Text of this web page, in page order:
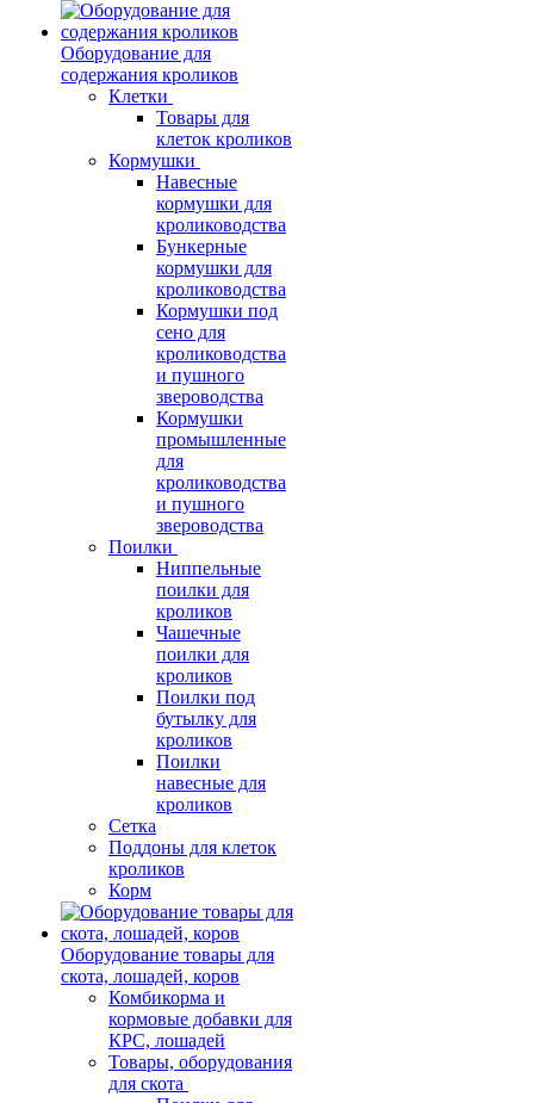
Оборудование для
содержания кроликов
Клетки
Товары для
клеток кроликов
Кормушки
Навесные
кормушки для
кролиководства
Бункерные
кормушки для
кролиководства
Кормушки под
сено для
кролиководства
и пушного
звероводства
Кормушки
промышленные
для
кролиководства
и пушного
звероводства
Поилки
Ниппельные
поилки для
кроликов
Чашечные
поилки для
кроликов
Поилки под
бутылку для
кроликов
Поилки
навесные для
кроликов
Сетка
Поддоны для клеток
кроликов
Корм
Оборудование товары для
скота, лошадей, коров
Комбикорма и
кормовые добавки для
КРС, лошадей
Товары, оборудования
для скота